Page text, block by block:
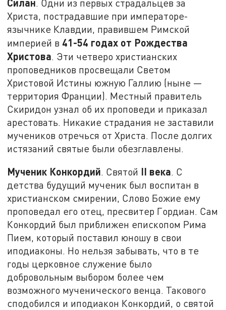
. Одни из первых страдальцев за
Христа, пострадавшие при императоре-
язычнике Клавдии, правившем Римской
империей в 41-54 годах от Рождества
Христова. Эти четверо христианских
проповедников просвещали Светом
Христовой Истины южную Галлию (ныне —
территория Франции). Местный правитель
Скиридон узнал об их проповеди и приказал
арестовать. Никакие страдания не заставили
мучеников отречься от Христа. После долгих
истязаний святые были обезглавлены.
Мученик Конкордий. Святой II века. С
детства будущий мученик был воспитан в
христианском смирении, Слово Божие ему
проповедал его отец, пресвитер Гордиан. Сам
Конкордий был приближен епископом Рима
Пием, который поставил юношу в свои
иподиаконы. Но нельзя забывать, что в те
годы церковное служение было
добровольным выбором более чем
возможного мученического венца. Такового
сподобился и иподиакон Конкордий, о святой